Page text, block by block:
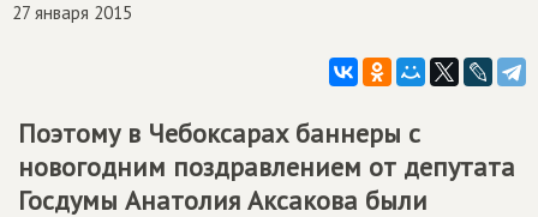
27 января 2015
Поэтому в Чебоксарах баннеры с
новогодним поздравлением от депутата
Госдумы Анатолия Аксакова были